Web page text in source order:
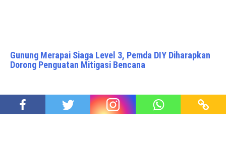
Gunung Merapai Siaga Level 3, Pemda DIY Diharapkan
Dorong Penguatan Mitigasi Bencana